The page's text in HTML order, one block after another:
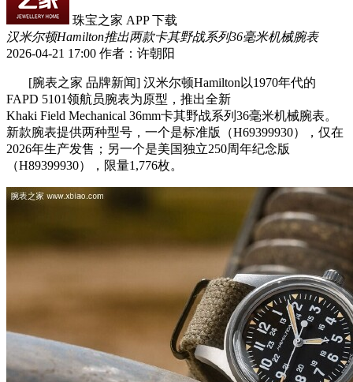
珠宝之家 APP 下载
汉米尔顿Hamilton推出两款卡其野战系列36毫米机械腕表
2026-04-21 17:00 作者：许朝阳
[腕表之家 品牌新闻] 汉米尔顿Hamilton以1970年代的
FAPD 5101领航员腕表为原型，推出全新
Khaki Field Mechanical 36mm卡其野战系列36毫米机械腕表。
新款腕表提供两种型号，一个是标准版（H69399930），仅在
2026年生产发售；另一个是美国独立250周年纪念版
（H89399930），限量1,776枚。